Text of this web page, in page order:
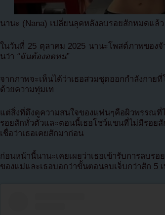
นานะ (Nana) เปลี่ยนลุคหลังลบรอยสักหมดแล้ว
ในวันที่ 25 ตุลาคม 2025 นานะโพสต์ภาพของ
นว่า “ฉันต้องอดทน”
จากภาพจะเห็นได้ว่าเธอสวมชุดออกกำลังกาย
ด้วยความทุ่มเท
แต่สิ่งที่ดึงดูความสนใจของแฟนๆคือผิวพรรณที่
รอยสักทั่วตัวและตอนนี้เธอโชว์แขนที่ไม่มีรอย
เชื่อว่าเธอเคยสักมาก่อน
ก่อนหน้านี้นานะเคยเผยว่าเธอเข้ารับการลบ
ของแม่และเธอบอกว่าขั้นตอนลบเจ็บกว่าสัก 5